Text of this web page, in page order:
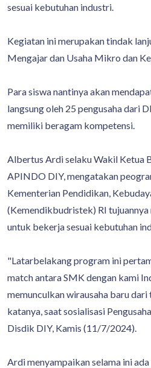
sesuai kebutuhan industri.
Kegiatan ini merupakan tindak
Mengajar dan Usaha Mikro dan
Para siswa nantinya akan
langsung oleh 25 pengusaha dari
memiliki beragam kompetensi.
Albertus Ardi selaku Wakil Ketua
APINDO DIY, mengatakan
Kementerian Pendidikan,
(Kemendikbudristek) RI tujuannya
untuk bekerja sesuai kebutuhan
"Latarbelakang program ini
match antara SMK dengan kami
memunculkan wirausaha baru
katanya, saat sosialisasi
Disdik DIY, Kamis (11/7/2024).
Ardi menyampaikan selama ini